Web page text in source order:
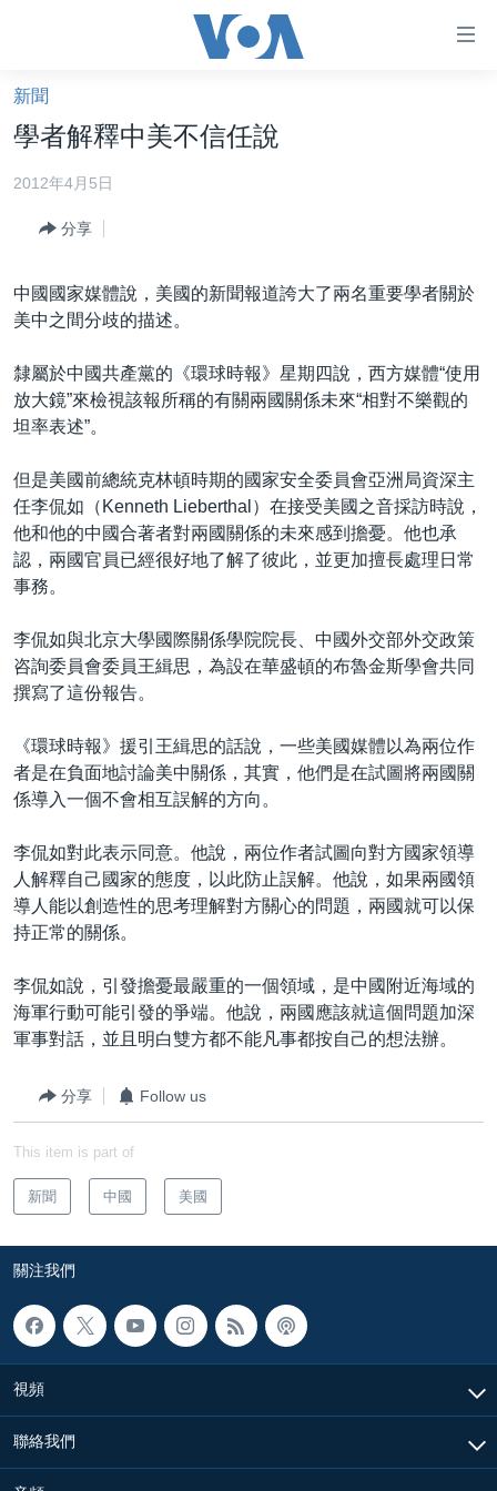
礙
鏈
接
跳
容
跳
到
導
航
轉
到
檢
索
美國大選2024
台灣
海外港人
揭謊頻道
美國
中國
國際
經貿
視頻
每日視頻新聞
VOA 60秒 (國際)
視頻存檔
YOUTUBE頻道
音頻
時事經緯
海外港人
港人港心
建國史話
廣播節目表
國語
關注我們
其他語言網站
新聞
學者解釋中美不信任說
2012年4月5日
分享
中國國家媒體說，美國的新聞報道誇大了兩名重要學者關於
美中之間分歧的描述。
隸屬於中國共產黨的《環球時報》星期四說，西方媒體“使用
放大鏡”來檢視該報所稱的有關兩國關係未來“相對不樂觀的
坦率表述”。
但是美國前總統克林頓時期的國家安全委員會亞洲局資深主
任李侃如（Kenneth Lieberthal）在接受美國之音採訪時說，
他和他的中國合著者對兩國關係的未來感到擔憂。他也承
認，兩國官員已經很好地了解了彼此，並更加擅長處理日常
事務。
李侃如與北京大學國際關係學院院長、中國外交部外交政策
咨詢委員會委員王緝思，為設在華盛頓的布魯金斯學會共同
撰寫了這份報告。
《環球時報》援引王緝思的話說，一些美國媒體以為兩位作
者是在負面地討論美中關係，其實，他們是在試圖將兩國關
係導入一個不會相互誤解的方向。
李侃如對此表示同意。他說，兩位作者試圖向對方國家領導
人解釋自己國家的態度，以此防止誤解。他說，如果兩國領
導人能以創造性的思考理解對方關心的問題，兩國就可以保
持正常的關係。
李侃如說，引發擔憂最嚴重的一個領域，是中國附近海域的
海軍行動可能引發的爭端。他說，兩國應該就這個問題加深
軍事對話，並且明白雙方都不能凡事都按自己的想法辦。
分享 Follow us
This item is part of
新聞 中國 美國
關注我們
視頻
聯絡我們